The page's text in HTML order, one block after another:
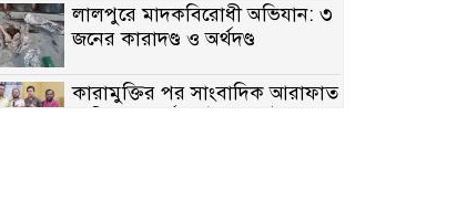
লালপুরে মাদকবিরোধী অভিযান: ৩
জনের কারাদণ্ড ও অর্থদণ্ড
কারামুক্তির পর সাংবাদিক আরাফাত